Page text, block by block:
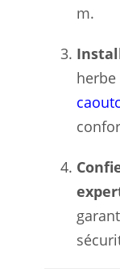
m.
herbe